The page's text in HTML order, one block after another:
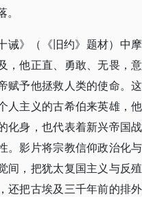
十诫》（《旧约》题材）中
，他正直、勇敢、无畏，
赋予他拯救人类的使命。
人主义的古希伯来英雄，
化身，也代表着新兴帝国
。影片将宗教信仰政治化
间，把犹太复国主义与反
还把古埃及三千年前的排